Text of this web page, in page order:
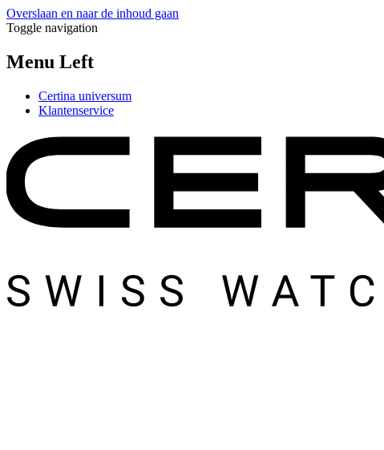
Overslaan en naar de inhoud gaan
Toggle navigation
Menu Left
Certina universum
Klantenservice